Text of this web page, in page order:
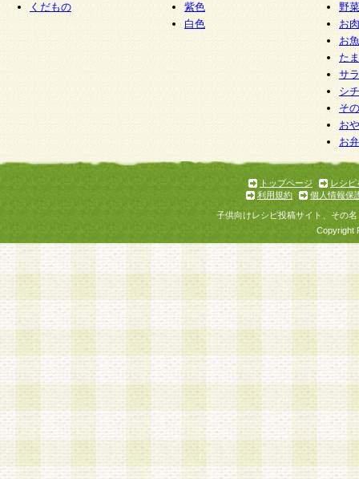
くだもの
紫色
白色
野
お
お
た
サ
シ
そ
お
お
トップページ
レシピ
利用規約
個人情報保
子供向けレシピ投稿サイト、その
Copyright